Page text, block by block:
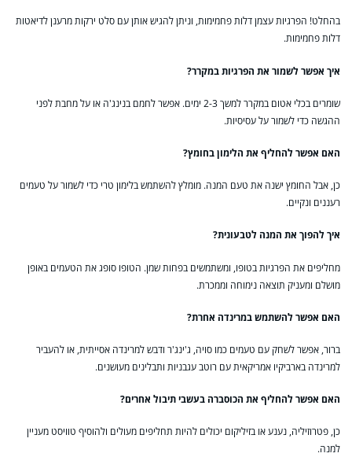
בהחלט! הפרגיות עצמן דלות פחמימות, וניתן להגיש אותן עם סלט ירקות מרענן לדיאטות
דלות פחמימות.
איך אפשר לשמור את הפרגיות במקרר?
שומרים בכלי אטום במקרר למשך 2-3 ימים. אפשר לחמם בנינג'ה או על מחבת לפני
ההגשה כדי לשמור על עסיסיות.
האם אפשר להחליף את הלימון בחומץ?
כן, אבל החומץ ישנה את טעם המנה. מומלץ להשתמש בלימון טרי כדי לשמור על טעמים
רעננים ונקיים.
איך להפוך את המנה לטבעונית?
מחליפים את הפרגיות בטופו, ומשתמשים בפחות שמן. הטופו סופג את הטעמים באופן
מושלם ומעניק תוצאה נימוחה וממכרת.
האם אפשר להשתמש במרינדה אחרת?
ברור, אפשר לשחק עם טעמים כמו סויה, ג'ינג'ר ודבש למרינדה אסייתית, או להעביר
למרינדה בארביקיו אמריקאית עם רוטב עגבניות ותבלינים מעושנים.
האם אפשר להחליף את הכוסברה בעשבי תיבול אחרים?
כן, פטרוזיליה, נענע או בזיליקום יכולים להיות תחליפים מעולים ולהוסיף טוויסט מעניין
למנה.